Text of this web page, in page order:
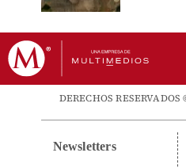
DERECHOS
Newsletters